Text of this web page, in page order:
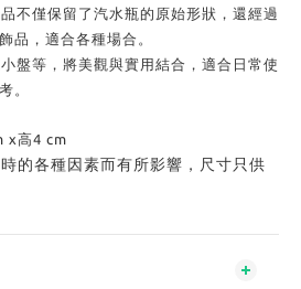
不僅保留了汽水瓶的原始形狀，還經過
品，適合各種場合。
盤等，將美觀與實用結合，適合日常使
。
x高4 cm
的各種因素而有所影響，尺寸只供